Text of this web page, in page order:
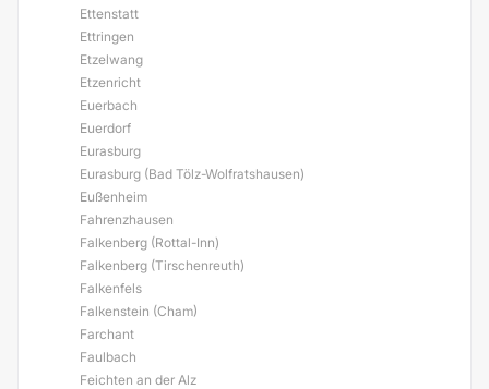
Ettenstatt
Ettringen
Etzelwang
Etzenricht
Euerbach
Euerdorf
Eurasburg
Eurasburg (Bad Tölz-Wolfratshausen)
Eußenheim
Fahrenzhausen
Falkenberg (Rottal-Inn)
Falkenberg (Tirschenreuth)
Falkenfels
Falkenstein (Cham)
Farchant
Faulbach
Feichten an der Alz